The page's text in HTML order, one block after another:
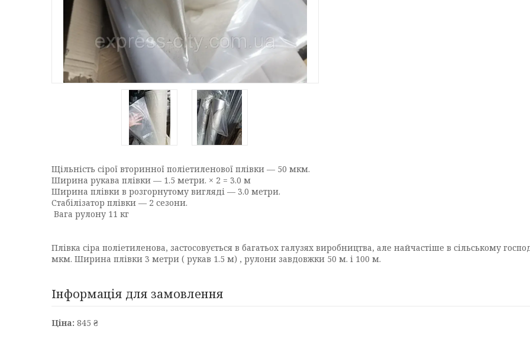
Щільність сірої вторинної поліетиленової плівки — 50 мкм.
Ширина рукава плівки — 1.5 метри. × 2 = 3.0 м
Ширина плівки в розгорнутому вигляді — 3.0 метри.
Стабілізатор плівки — 2 сезони.
Вага рулону 11 кг
Плівка сіра поліетиленова, застосовується в багатьох галузях виробництва, але найчастіше в сільському
мкм. Ширина плівки 3 метри ( рукав 1.5 м) , рулони завдовжки 50 м. і 100 м.
Інформація для замовлення
Ціна: 845 ₴